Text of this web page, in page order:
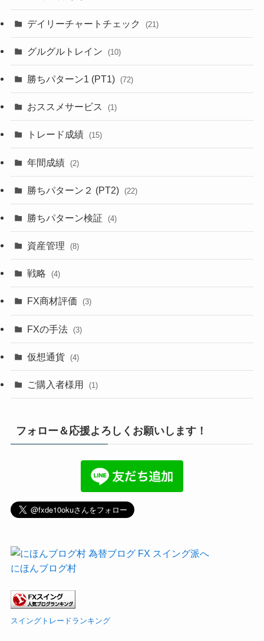
デイリーチャートチェック (21)
グルグルトレイン (10)
勝ちパターン1 (PT1) (72)
おススメサービス (1)
トレード成績 (15)
年間成績 (2)
勝ちパターン２ (PT2) (22)
勝ちパターン検証 (4)
資産管理 (8)
戦略 (4)
FX商材評価 (3)
FXの手法 (3)
仮想通貨 (4)
ご購入者様用 (1)
フォロー＆応援よろしくお願いします！
にほんブログ村
スイングトレードランキング